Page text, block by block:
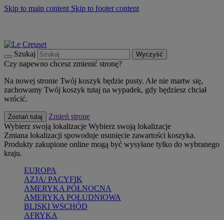
Skip to main content Skip to footer content
Szukaj Wyczyść
Czy napewno chcesz zmienić stronę?
Na nowej stronie Twój koszyk będzie pusty. Ale nie martw się,
zachowamy Twój koszyk tutaj na wypadek, gdy będziesz chciał
wrócić.
Zostań tutaj
Zmień stronę
Wybierz swoją lokalizacje Wybierz swoją lokalizacje
Zmiana lokalizacji spowoduje usunięcie zawartości koszyka.
Produkty zakupione online mogą być wysyłane tylko do wybranego
kraju.
EUROPA
AZJA/ PACYFIK
AMERYKA PÓŁNOCNA
AMERYKA POŁUDNIOWA
BLISKI WSCHÓD
AFRYKA